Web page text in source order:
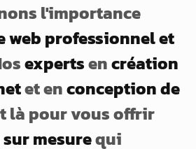
l'importance
web professionnel et
expertsencréation
et enconception de
là pour vous offrir
mesurequi